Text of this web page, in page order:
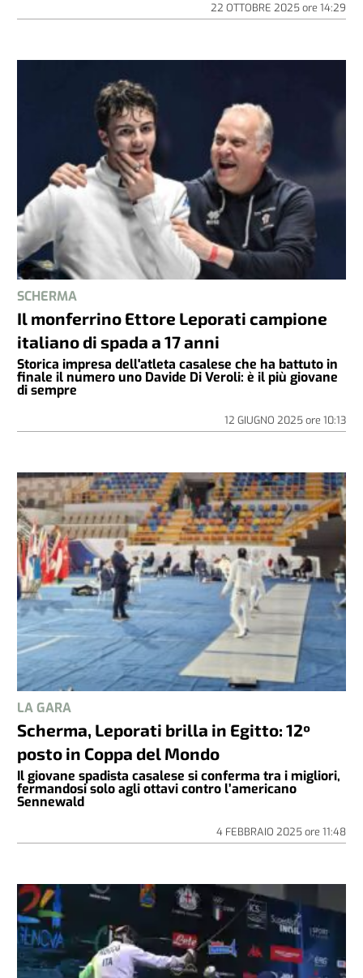
22 OTTOBRE 2025ore 14:29
SCHERMA
Il monferrino Ettore Leporati campione
italiano di spada a 17 anni
Storica impresa dell'atleta casalese che ha battuto in
finale il numero uno Davide Di Veroli: è il più giovane
di sempre
12 GIUGNO 2025ore 10:13
LA GARA
Scherma, Leporati brilla in Egitto: 12º
posto in Coppa del Mondo
Il giovane spadista casalese si conferma tra i migliori,
fermandosi solo agli ottavi contro l’americano
Sennewald
4 FEBBRAIO 2025ore 11:48